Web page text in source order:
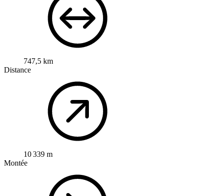
747,5 km
Distance
10 339 m
Montée